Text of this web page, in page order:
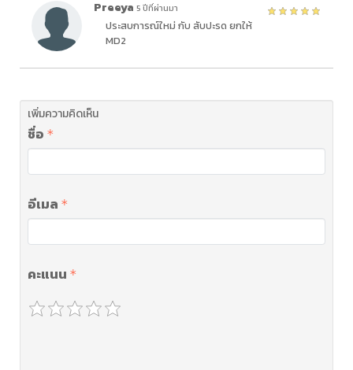
Preeya 5 ปีที่ผ่านมา
ประสบการณ์ใหม่ กับ สับปะรด ยกให้
MD2
เพิ่มความคิดเห็น
ชื่อ
อีเมล
คะแนน